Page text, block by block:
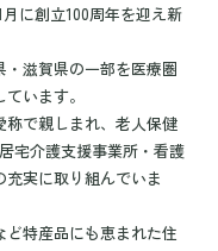
に創立100周年を迎え新
滋賀県の一部を医療圏
います。
で親しまれ、老人保健
宅介護支援事業所・看護
実に取り組んでいま
特産品にも恵まれた住